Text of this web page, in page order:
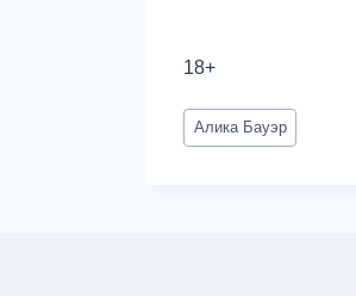
18+
Метки
записи:
Алика Бауэр